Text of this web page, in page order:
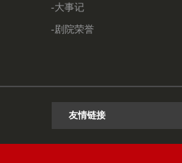
-大事记
-剧院荣誉